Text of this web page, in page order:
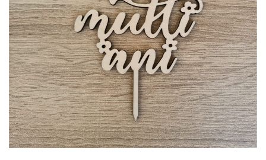
Decoratiuni Craciun
Pachete cadou Craciun
Paste
Decoratiuni Paste
Valentines Day
Cadouri indragostiti
1-8 Martie
Scoala/Absolvire